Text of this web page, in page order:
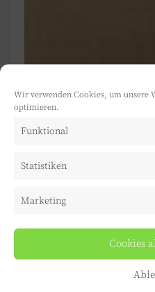
Wir verwenden Cookies, um unsere
optimieren.
Funktional
Statistiken
Marketing
Cookies